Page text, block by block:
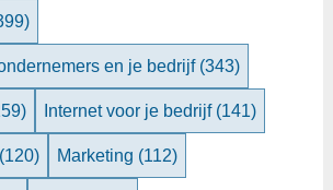
en je bedrijf (343)
Internet voor je bedrijf (141)
(120) Marketing (112)